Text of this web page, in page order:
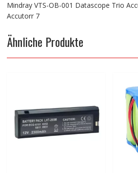
Mindray VTS-OB-001 Datascope Trio
Accutorr 7
Ähnliche Produkte